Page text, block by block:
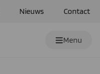
Nieuws Contact
Menu